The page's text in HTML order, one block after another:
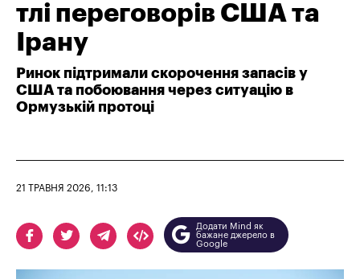
тлі переговорів США та
Ірану
Ринок підтримали скорочення запасів у
США та побоювання через ситуацію в
Ормузькій протоці
21 ТРАВНЯ 2026, 11:13
Додати Mind як
бажане джерело в
Google